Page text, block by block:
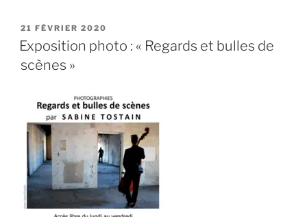
PUBLIÉ
LE
21 FÉVRIER 2020
Exposition photo : « Regards et bulles de
scènes »